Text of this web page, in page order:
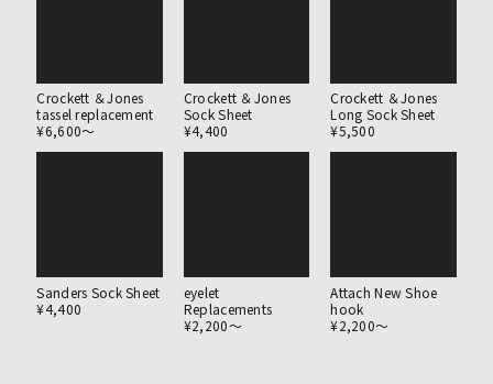
Crockett ＆Jones
tassel replacement
¥6,600〜
Crockett ＆Jones
Sock Sheet
¥4,400
Crockett ＆Jones
Long Sock Sheet
¥5,500
Sanders Sock Sheet
¥4,400
eyelet
Replacements
¥2,200〜
Attach New Shoe
hook
¥2,200〜